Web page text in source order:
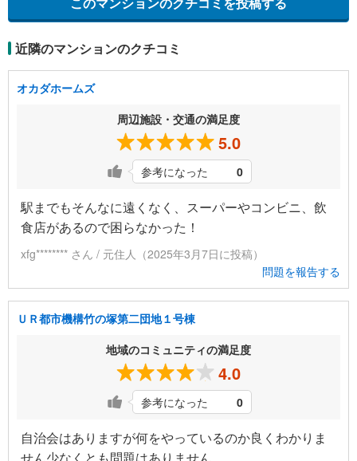
近隣のマンションのクチコミ
オカダホームズ
周辺施設・交通の満足度
5.0
参考になった 0
駅までもそんなに遠くなく、スーパーやコンビニ、飲
食店があるので困らなかった！
xfg******** さん / 元住人（2025年3月7日に投稿）
問題を報告する
ＵＲ都市機構竹の塚第二団地１号棟
地域のコミュニティの満足度
4.0
参考になった 0
自治会はありますが何をやっているのか良くわかりま